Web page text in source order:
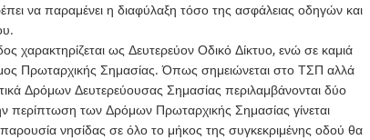
να παραμένει η διαφύλαξη τόσο της ασφάλειας οδηγών και
ως Δευτερεύον Οδικό Δίκτυο, ενώ σε καμιά
Πρωταρχικής Σημασίας. Όπως σημειώνεται στο ΤΣΠ αλλά
Δρόμων Δευτερεύουσας Σημασίας περιλαμβάνονται δύο
περίπτωση των Δρόμων Πρωταρχικής Σημασίας γίνεται
νησίδας σε όλο το μήκος της συγκεκριμένης οδού θα